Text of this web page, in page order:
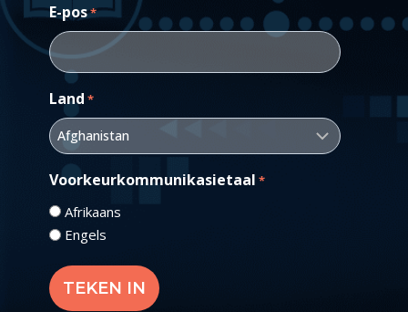
E-pos*
Land *
Voorkeurkommunikasietaal *
Afrikaans
Engels